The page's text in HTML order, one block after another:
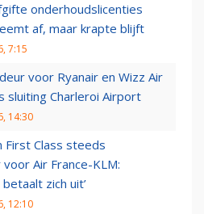
onderhoudslicenties
af, maar krapte blijft
7:15
voor Ryanair en Wizz Air
sluiting Charleroi Airport
14:30
First Class steeds
Air France-KLM:
zich uit’
12:10